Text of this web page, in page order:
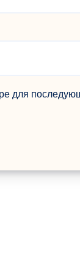
для